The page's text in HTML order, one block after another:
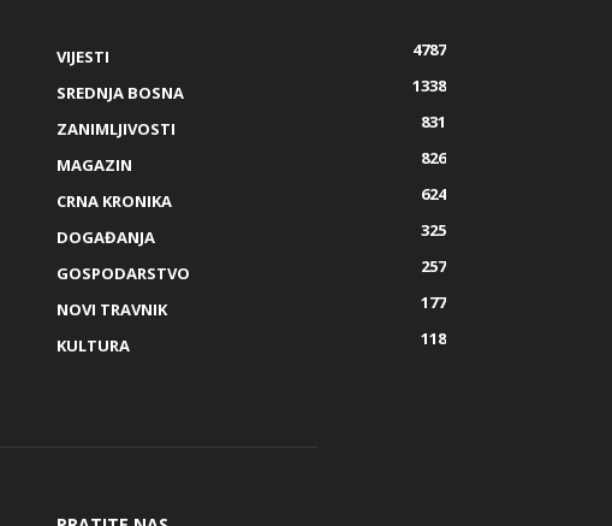
VIJESTI
4787
SREDNJA BOSNA
1338
ZANIMLJIVOSTI
831
MAGAZIN
826
CRNA KRONIKA
624
DOGAĐANJA
325
GOSPODARSTVO
257
NOVI TRAVNIK
177
KULTURA
118